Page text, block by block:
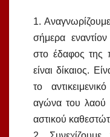
1.
σήμερα
στο έδαφος της
είναι δίκαιος.
το
αγώνα του λαού
αστικού